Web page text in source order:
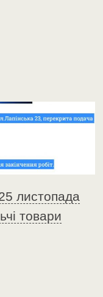
25 листопада
товари